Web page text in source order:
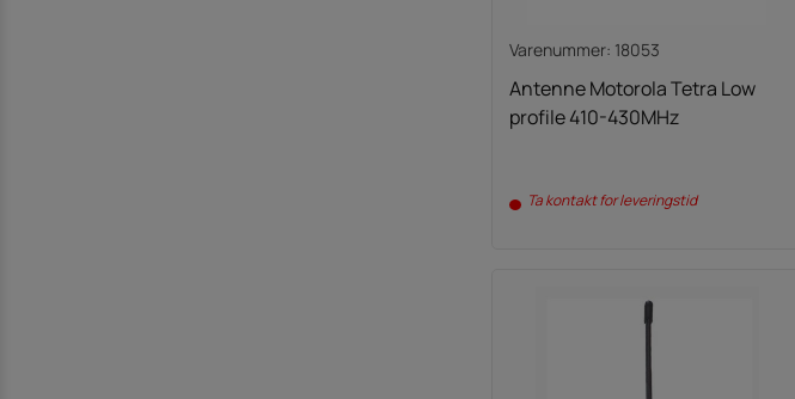
Varenummer: 18053
Antenne Motorola Tetra Low
profile 410-430MHz
Ta kontakt for leveringstid